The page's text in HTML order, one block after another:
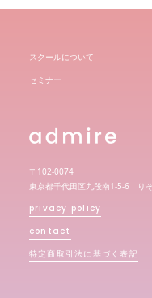
スクールについて
セミナー
〒102-0074
東京都千代田区九段南1-5-6 り
privacy policy
contact
特定商取引法に基づく表記